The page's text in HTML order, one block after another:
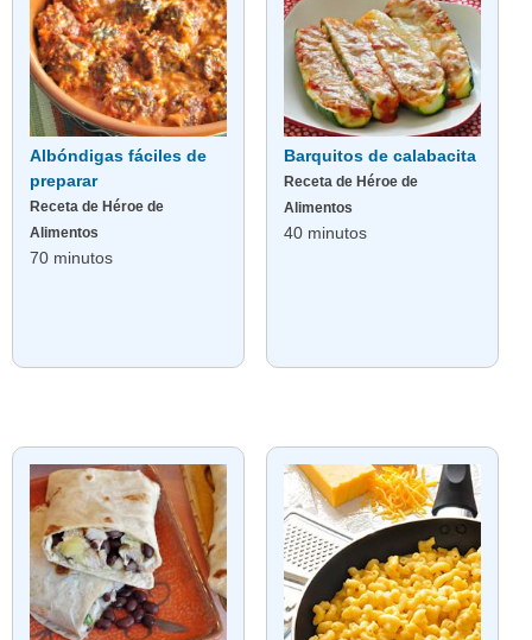
Albóndigas fáciles de
preparar
Receta de Héroe de
Alimentos
70 minutos
Barquitos de calabacita
Receta de Héroe de
Alimentos
40 minutos